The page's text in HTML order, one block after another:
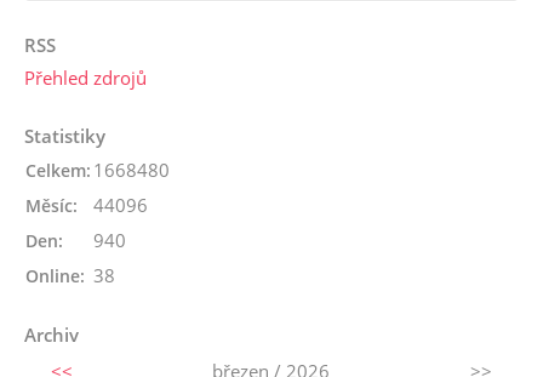
RSS
Přehled zdrojů
Statistiky
Online: 38
Celkem: 1668480
Měsíc: 44096
Den: 940
Archiv
<<
březen / 2026 >>